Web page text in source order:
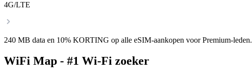
4G/LTE
240 MB data en 10% KORTING op alle eSIM-aankopen voor Premium-leden.
WiFi Map - #1 Wi-Fi zoeker